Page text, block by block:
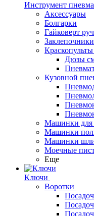
Инструмент
Аксессуары
Болгарки
Гайковерт
Краскопульты
Дюзы
Кузовной
Машинки для
Машинки
Машинки
Моечные
Еще
Ключи
Воротки